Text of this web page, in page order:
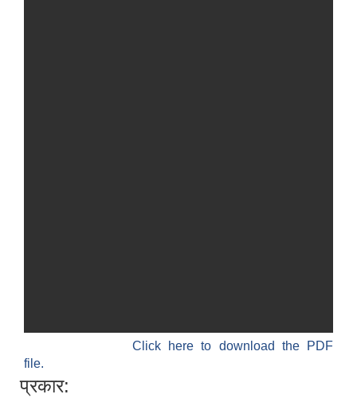
Click here to download the PDF
file.
प्रकार: